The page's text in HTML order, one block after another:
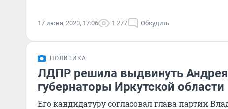
17 июня, 2020, 17:06 1 277 Обсудить
ПОЛИТИКА
ЛДПР решила выдвинуть
губернаторы Иркутской области
Его кандидатуру согласовал глава партии